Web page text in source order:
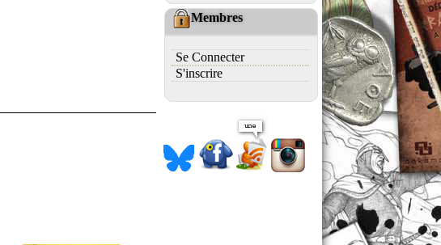
Membres
Se Connecter
S'inscrire